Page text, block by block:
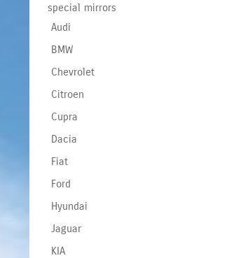
special mirrors
Audi
BMW
Chevrolet
Citroen
Cupra
Dacia
Fiat
Ford
Hyundai
Jaguar
KIA